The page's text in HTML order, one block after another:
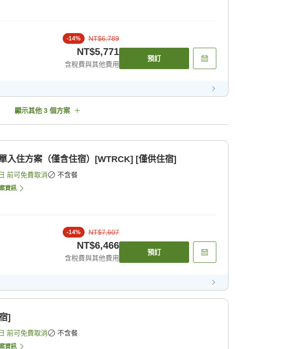
-14% NT$6,789
NT$5,771
含稅費與其他費用
預訂
顯示其他 3 個方案
入住方案（僅含住宿）[WTRCK] [僅供住宿]
前可免費取消 不含餐
資訊
-14% NT$7,607
NT$6,466
含稅費與其他費用
預訂
]
前可免費取消 不含餐
資訊